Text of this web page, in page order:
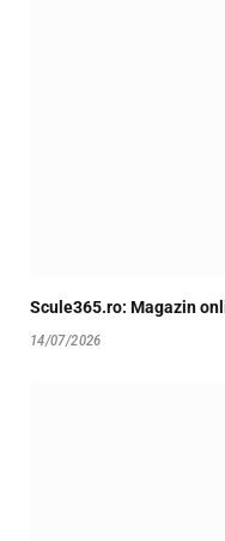
Scule365.ro: Magazin
14/07/2026